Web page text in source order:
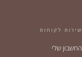
שירות לקוחות
החשבון שלי